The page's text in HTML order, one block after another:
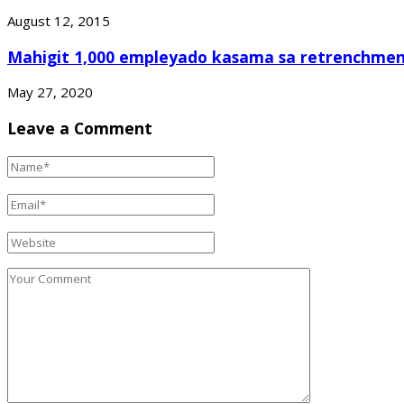
August 12, 2015
Mahigit 1,000 empleyado kasama sa
May 27, 2020
Leave a Comment